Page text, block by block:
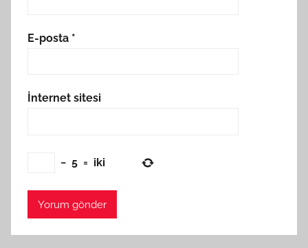
E-posta *
İnternet sitesi
− 5 = iki